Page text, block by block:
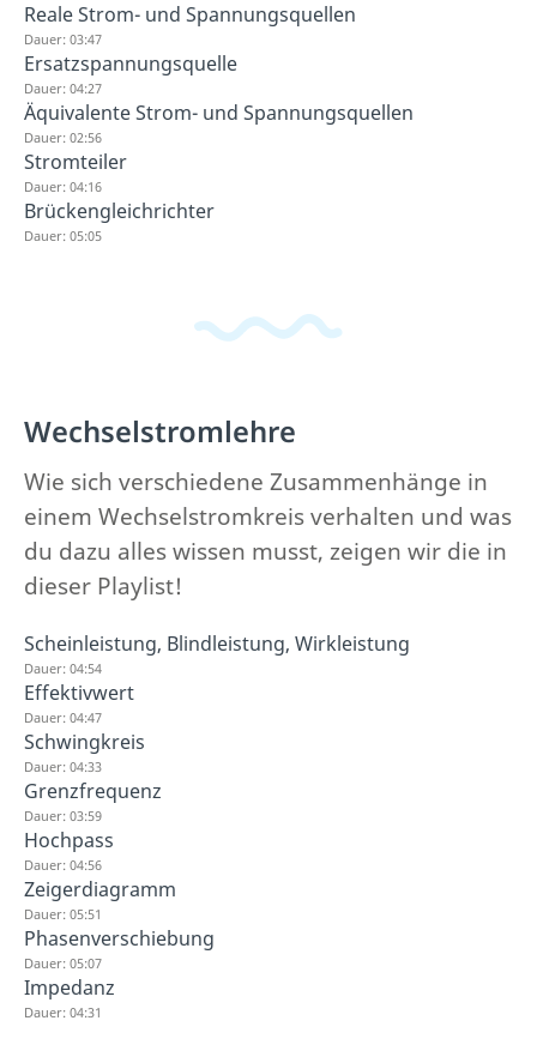
Reale Strom- und Spannungsquellen
Dauer: 03:47
Ersatzspannungsquelle
Dauer: 04:27
Äquivalente Strom- und Spannungsquellen
Dauer: 02:56
Stromteiler
Dauer: 04:16
Brückengleichrichter
Dauer: 05:05
Wechselstromlehre
Wie sich verschiedene Zusammenhänge in
einem Wechselstromkreis verhalten und was
du dazu alles wissen musst, zeigen wir die in
dieser Playlist!
Scheinleistung, Blindleistung, Wirkleistung
Dauer: 04:54
Effektivwert
Dauer: 04:47
Schwingkreis
Dauer: 04:33
Grenzfrequenz
Dauer: 03:59
Hochpass
Dauer: 04:56
Zeigerdiagramm
Dauer: 05:51
Phasenverschiebung
Dauer: 05:07
Impedanz
Dauer: 04:31